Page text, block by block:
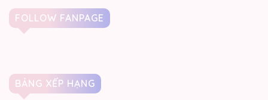
FOLLOW FANPAGE
BẢNG XẾP HẠNG